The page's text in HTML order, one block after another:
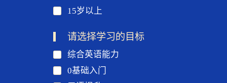
15岁以上
请选择学习的目标
综合英语能力
0基础入门